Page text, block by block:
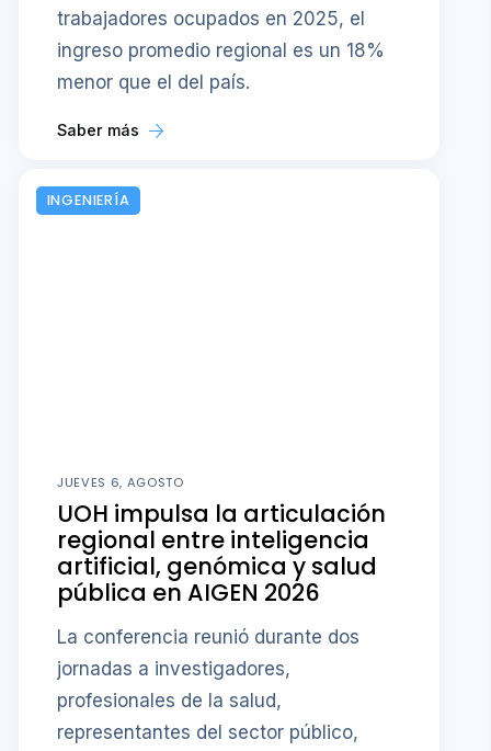
trabajadores ocupados en 2025, el
ingreso promedio regional es un 18%
menor que el del país.
Saber más
INGENIERÍA
JUEVES 6, AGOSTO
UOH impulsa la articulación
regional entre inteligencia
artificial, genómica y salud
pública en AIGEN 2026
La conferencia reunió durante dos
jornadas a investigadores,
profesionales de la salud,
representantes del sector público,